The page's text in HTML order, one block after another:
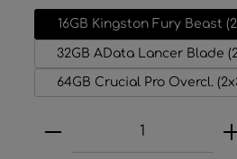
16GB Kingston Fury Beast
32GB AData Lancer Blade
64GB Crucial Pro Overcl.
Produkt Anzahl: